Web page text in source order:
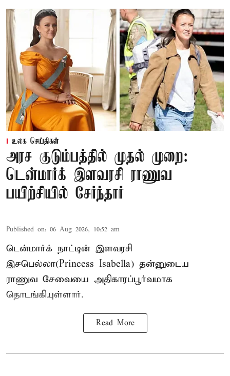
உலக செய்திகள்
அரச குடும்பத்தில் முதல் முறை:
டென்மார்க் இளவரசி ராணுவ
பயிற்சியில் சேர்ந்தார்
Published on: 06 Aug 2026, 10:52 am
டென்மார்க் நாட்டின் இளவரசி
இசபெல்லா(Princess Isabella) தன்னுடைய
ராணுவ சேவையை அதிகாரப்பூர்வமாக
தொடங்கியுள்ளார்.
Read More